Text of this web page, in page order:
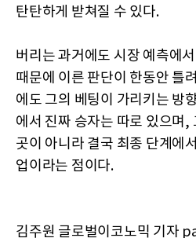
탄탄하게 받쳐질 수 있다.
버리는 과거에도 시장 예측에
때문에 이른 판단이 한동안 틀
에도 그의 베팅이 가리키는 방
에서 진짜 승자는 따로 있으며,
곳이 아니라 결국 최종 단계에
업이라는 점이다.
김주원 글로벌이코노믹 기자